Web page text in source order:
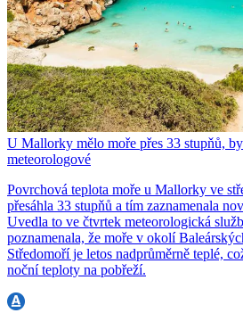
U Mallorky mělo moře přes 33 stupňů,
meteorologové
Povrchová teplota moře u Mallorky ve
přesáhla 33 stupňů a tím zaznamenala
Uvedla to ve čtvrtek meteorologická
poznamenala, že moře v okolí
Středomoří je letos nadprůměrně teplé,
noční teploty na pobřeží.